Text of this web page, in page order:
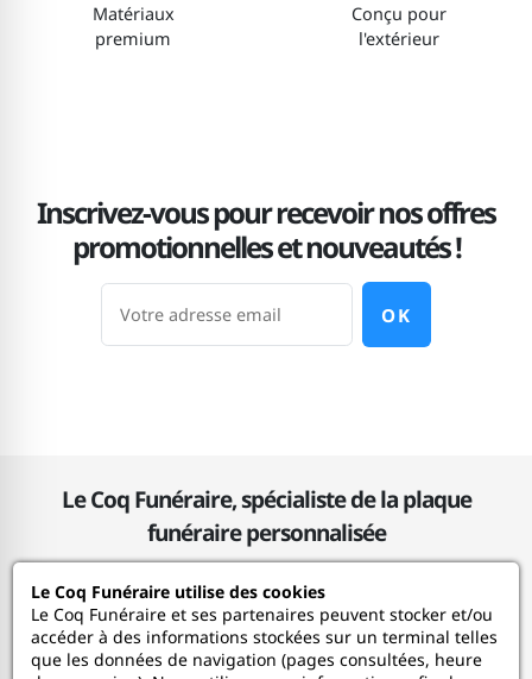
Matériaux
premium
Conçu pour
l'extérieur
Inscrivez-vous pour recevoir nos offres
promotionnelles et nouveautés !
OK
Le Coq Funéraire, spécialiste de la plaque
funéraire personnalisée
Le Coq Funéraire
Nos services
Le Coq Funéraire utilise des cookies
Le Coq Funéraire et ses partenaires peuvent stocker et/ou
accéder à des informations stockées sur un terminal telles
que les données de navigation (pages consultées, heure